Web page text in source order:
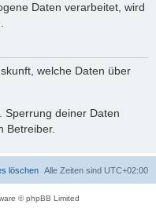
Daten verarbeitet, wird
welche Daten über
Sperrung deiner Daten
Betreiber.
Alle Zeiten sind UTC+02:00
löschen
© phpBB Limited